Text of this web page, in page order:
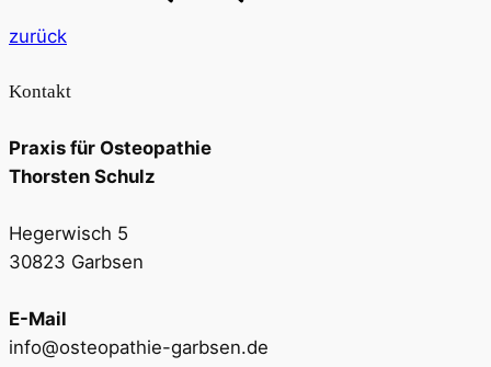
zurück
Kontakt
Praxis für Osteopathie
Thorsten Schulz
Hegerwisch 5
30823 Garbsen
E-Mail
info@osteopathie-garbsen.de